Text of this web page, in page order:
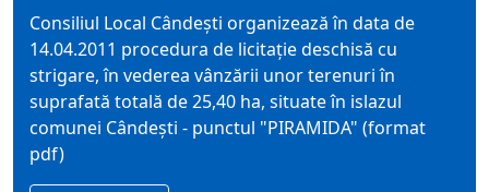
Consiliul Local Cândești organizează în data de
14.04.2011 procedura de licitație deschisă cu
strigare, în vederea vânzării unor terenuri în
suprafată totală de 25,40 ha, situate în islazul
comunei Cândeşti - punctul "PIRAMIDA" (format
pdf)